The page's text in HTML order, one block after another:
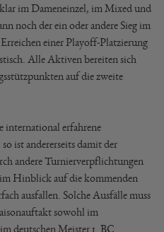
im Dameneinzel, im Mixed und
noch der ein oder andere Sieg im
einer Playoff-Platzierung
Alle Aktiven bereiten sich
auf die zweite
international erfahrene
ist andererseits damit der
andere Turnierverpflichtungen
im Hinblick auf die kommenden
ausfallen. Solche Ausfälle muss
sowohl im
deutschen Meister 1. BC